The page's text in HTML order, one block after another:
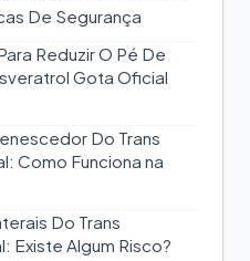
De Segurança
Reduzir O Pé De
Gota Oficial
Do Trans
Como Funciona na
Do Trans
Existe Algum Risco?